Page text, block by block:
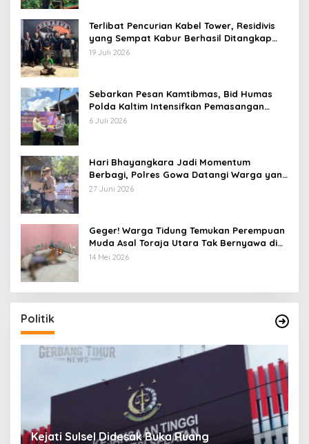
Terlibat Pencurian Kabel Tower, Residivis
yang Sempat Kabur Berhasil Ditangkap
Tim Gabungan di Jeneponto
19 Juli 2026
Sebarkan Pesan Kamtibmas, Bid Humas
Polda Kaltim Intensifkan Pemasangan
Spanduk serta Pembagian Stiker
6 Juli 2026
Hari Bhayangkara Jadi Momentum
Berbagi, Polres Gowa Datangi Warga yang
Membutuhkan
27 Juni 2026
Geger! Warga Tidung Temukan Perempuan
Muda Asal Toraja Utara Tak Bernyawa di
Kamar Kos
14 Mei 2026
Politik
Pandawa Pattingalloang Kota Makassar